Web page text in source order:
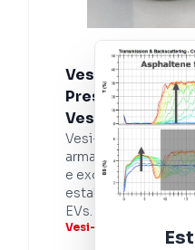
Vesi-Safe:
Preservação e
Vesículas
Vesi-Safe é um
armazenamento de
e exossomos,
estabilidade,
EVs.
Vesi-Safe - Vesiculab